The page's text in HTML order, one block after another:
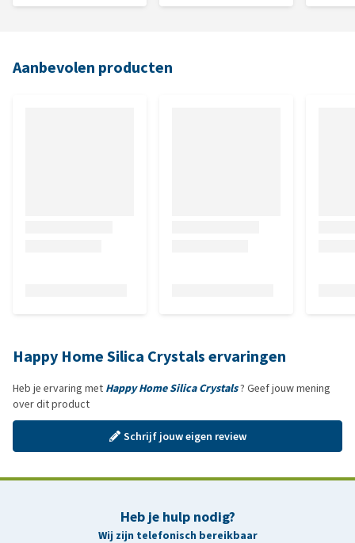
Aanbevolen producten
Happy Home Silica Crystals ervaringen
Heb je ervaring met Happy Home Silica Crystals? Geef jouw mening
over dit product
Schrijf jouw eigen review
Heb je hulp nodig?
Wij zijn telefonisch bereikbaar